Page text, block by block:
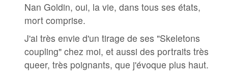
Nan Goldin, oui, la vie, dans tous ses états,
mort comprise.
J'ai très envie d'un tirage de ses "Skeletons
coupling" chez moi, et aussi des portraits très
queer, très poignants, que j'évoque plus haut.